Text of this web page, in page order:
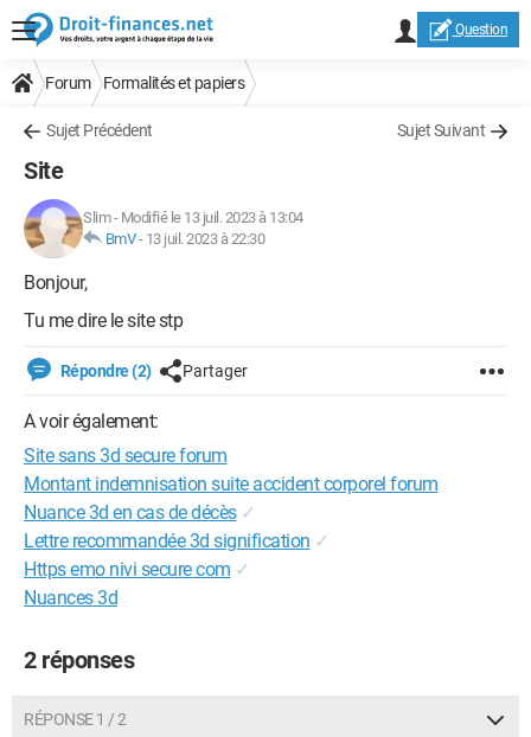
Question
Forum Formalités et papiers
Sujet Précédent Sujet Suivant
Site
Slim- Modifié le 13 juil. 2023 à 13:04
BmV- 13 juil. 2023 à 22:30
Bonjour,
Tu me dire le site stp
Répondre (2) Partager
A voir également:
Site sans 3d secure forum
Montant indemnisation suite accident corporel forum
Nuance 3d en cas de décès ✓
Lettre recommandée 3d signification ✓
Https emo nivi secure com ✓
Nuances 3d
2 réponses
RÉPONSE 1 / 2